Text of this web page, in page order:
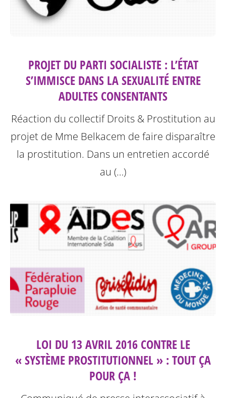
PROJET DU PARTI SOCIALISTE : L’ÉTAT
S’IMMISCE DANS LA SEXUALITÉ ENTRE
ADULTES CONSENTANTS
Réaction du collectif Droits & Prostitution au
projet de Mme Belkacem de faire disparaître
la prostitution. Dans un entretien accordé
au (…)
LOI DU 13 AVRIL 2016 CONTRE LE
« SYSTÈME PROSTITUTIONNEL » : TOUT ÇA
POUR ÇA !